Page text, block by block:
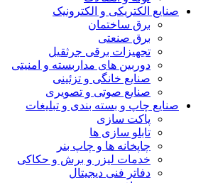
صنایع الکتریکی و الکترونیک
برق ساختمان
برق صنعتی
تجهیزات برقی جرثقیل
دوربین های مداربسته و امنیتی
صنایع خانگی و تزئینی
صنایع صوتی و تصویری
صنایع چاپ و بسته بندی و تبلیغات
پاکت سازی
تابلو سازی ها
چاپخانه ها و چاپ بنر
خدمات لیزر و برش و حکاکی
دفاتر فنی دیجیتال